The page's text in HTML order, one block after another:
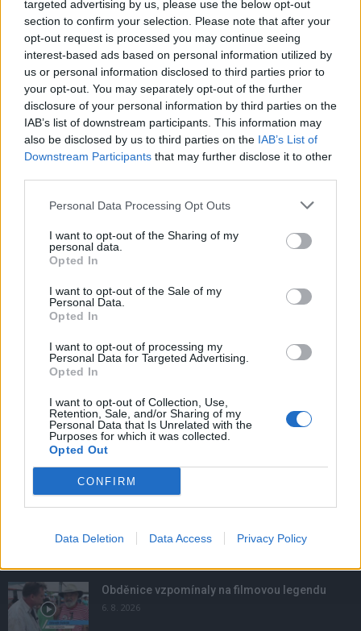
targeted advertising by us, please use the below opt-out
section to confirm your selection. Please note that after your
opt-out request is processed you may continue seeing
interest-based ads based on personal information utilized by
us or personal information disclosed to third parties prior to
your opt-out. You may separately opt-out of the further
disclosure of your personal information by third parties on the
IAB’s list of downstream participants. This information may
also be disclosed by us to third parties on the IAB’s List of
Downstream Participants that may further disclose it to other
Personal Data Processing Opt Outs
I want to opt-out of the Sharing of my
personal data.
Opted In
I want to opt-out of the Sale of my
Personal Data.
Opted In
I want to opt-out of processing my
Personal Data for Targeted Advertising.
Opted In
I want to opt-out of Collection, Use,
Retention, Sale, and/or Sharing of my
Personal Data that Is Unrelated with the
Purposes for which it was collected.
Opted Out
CONFIRM
Data Deletion Data Access Privacy Policy
Zpravodajství
Většina koupališť na Příbramsku nabízí
výborné podmínky. Horší voda je jen na
Živohošti
Zpravodajství
Příbram modernizuje parkovací automaty.
Přibudou i tři nové poblíž Svaté Hory
Zpravodajství
vzniku odpadu
Obděnice vzpomínaly na filmovou legendu
6. 8. 2026